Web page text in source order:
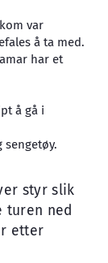
var
å ta med.
har et
å gå i
sengetøy.
styr slik
turen ned
etter